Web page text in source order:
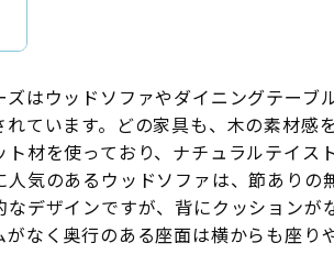
ズはウッドソファやダイニングテーブ
れています。どの家具も、木の素材感
ト材を使っており、ナチュラルテイス
人気のあるウッドソファは、節ありの
なデザインですが、背にクッションが
がなく奥行のある座面は横からも座り